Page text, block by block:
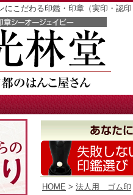
こだわる印鑑・印章（実印・認印
HOME > 法人用 ゴム印